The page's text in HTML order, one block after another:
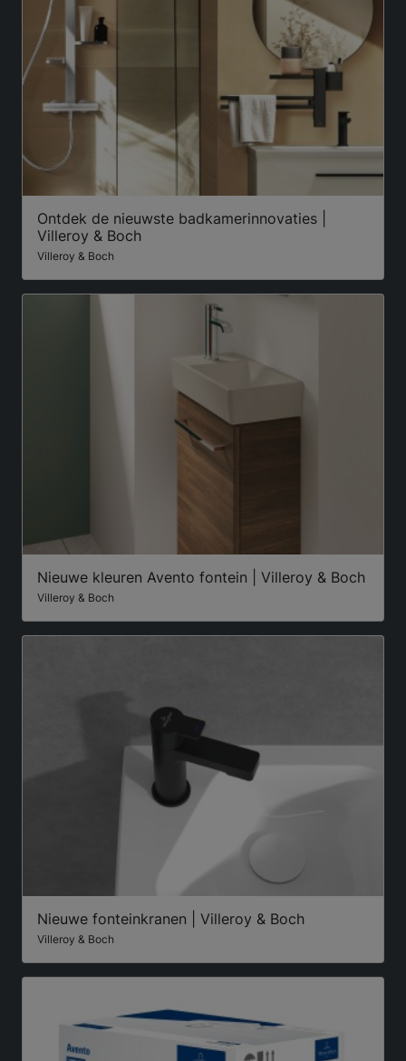
Ontdek de nieuwste badkamerinnovaties |
Villeroy & Boch
Villeroy & Boch
Nieuwe kleuren Avento fontein | Villeroy & Boch
Villeroy & Boch
Nieuwe fonteinkranen | Villeroy & Boch
Villeroy & Boch